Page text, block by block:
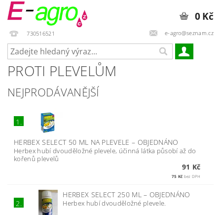
730516521 e-agro@seznam.cz
0 Kč
PROTI PLEVELŮM
NEJPRODÁVANĚJŠÍ
1.
HERBEX SELECT 50 ML NA PLEVELE– OBJEDNÁNO
Herbex hubí dvouděložné plevele, účinná látka působí až do
kořenů plevelů
91 Kč
75 Kč bez DPH
2.
HERBEX SELECT 250 ML– OBJEDNÁNO
Herbex hubí dvouděložné plevele.